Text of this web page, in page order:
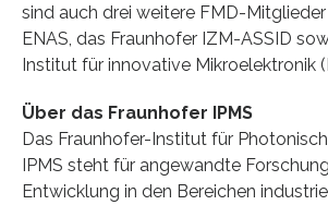
sind auch drei weitere FMD-
ENAS, das Fraunhofer IZM-ASSID
Institut für innovative Mikroelektronik
Über das Fraunhofer IPMS
Das Fraunhofer-Institut für
IPMS steht für angewandte
Entwicklung in den Bereichen